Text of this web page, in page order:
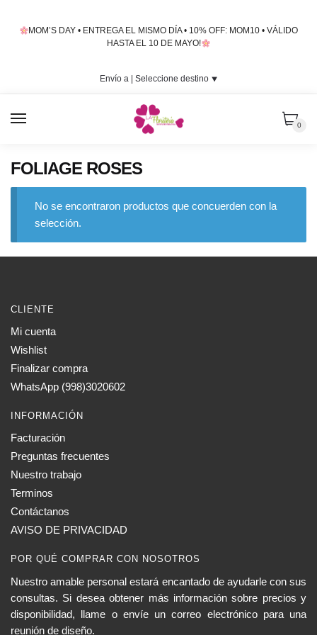
MOM’S DAY • ENTREGA EL MISMO DÍA • 10% OFF: MOM10 • VÁLIDO
HASTA EL 10 DE MAYO!
Envío a | Seleccione destino⯆
0
FOLIAGE ROSES
No se encontraron productos que concuerden con la
selección.
CLIENTE
Mi cuenta
Wishlist
Finalizar compra
WhatsApp (998)3020602
INFORMACIÓN
Facturación
Preguntas frecuentes
Nuestro trabajo
Terminos
Contáctanos
AVISO DE PRIVACIDAD
POR QUÉ COMPRAR CON NOSOTROS
Nuestro amable personal estará encantado de ayudarle con sus
consultas. Si desea obtener más información sobre precios y
disponibilidad, llame o envíe un correo electrónico para una
reunión de diseño.